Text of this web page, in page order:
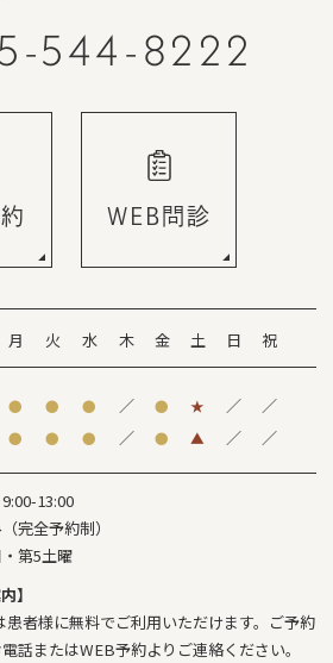
544-8222
WEB問診
月 火 水 木 金 土 日 祝
● ● ● ／ ● ★ ／
／
● ● ● ／ ● ▲ ／ ／
13:00
完全予約制）
第5土曜
】
者様に無料でご利用いただけます。ご予約
話またはWEB予約よりご連絡ください。